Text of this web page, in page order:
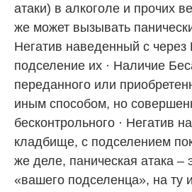
атаки) в алкоголе и прочих
же может вызывать
Негатив наведенный с через
подселение их · Наличие
переданного или
иным способом, но
бесконтрольного · Негатив
кладбище, с подселением
же деле, паническая атака –
«вашего подселенца», на ту